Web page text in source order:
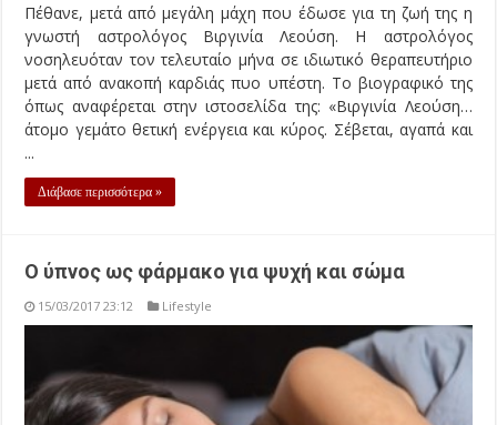
Πέθανε, μετά από μεγάλη μάχη που έδωσε για τη ζωή της η
γνωστή αστρολόγος Βιργινία Λεούση. Η αστρολόγος
νοσηλευόταν τον τελευταίο μήνα σε ιδιωτικό θεραπευτήριο
μετά από ανακοπή καρδιάς πυο υπέστη. Το βιογραφικό της
όπως αναφέρεται στην ιστοσελίδα της: «Βιργινία Λεούση…
άτομο γεμάτο θετική ενέργεια και κύρος. Σέβεται, αγαπά και
...
Διάβασε περισσότερα »
Ο ύπνος ως φάρμακο για ψυχή και σώμα
15/03/2017 23:12 Lifestyle